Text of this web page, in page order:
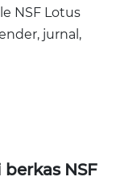
NSF Lotus
jurnal,
NSF